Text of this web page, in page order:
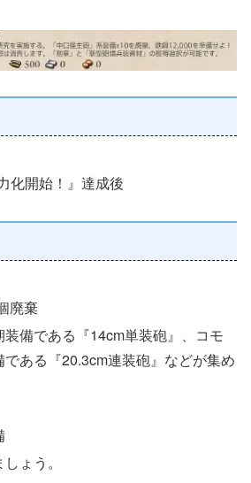
化開始！』達成後
廃棄
装備である『14cm単装砲』、コモ
である『20.3cm連装砲』などが集め
ょう。